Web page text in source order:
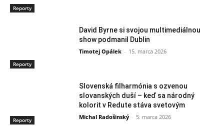
Reporty
Reporty
David Byrne si svojou multimediálnou
show podmanil Dublin
Timotej Opálek - 15. marca 2026
Reporty
Slovenská filharmónia s ozvenou
slovanských duší – keď sa národný
kolorit v Redute stáva svetovým
Michal Radošinský - 5. marca 2026